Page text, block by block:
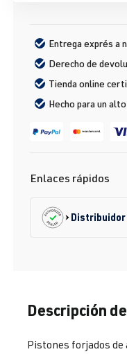
Entrega exprés a
Derecho de
Tienda online
Hecho para un
Enlaces rápidos
Descripción
Pistones forjados